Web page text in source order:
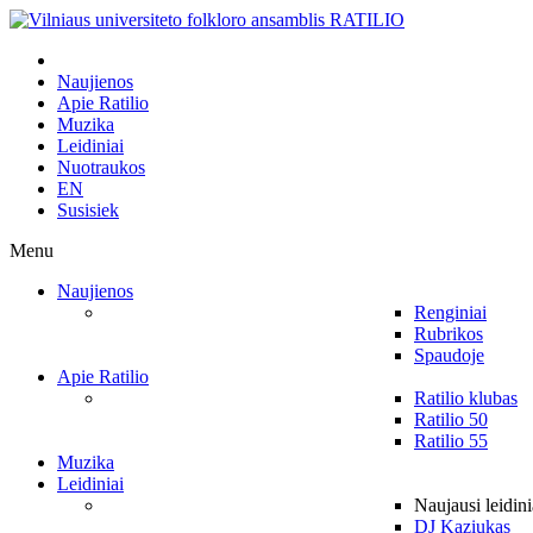
Naujienos
Apie Ratilio
Muzika
Leidiniai
Nuotraukos
EN
Susisiek
Menu
Naujienos
Renginiai
Rubrikos
Spaudoje
Apie Ratilio
Ratilio klubas
Ratilio 50
Ratilio 55
Muzika
Leidiniai
Naujausi
DJ Kaziukas